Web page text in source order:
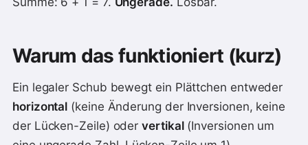
Warum das funktioniert (kurz)
Ein legaler Schub bewegt ein Plättchen entweder
horizontal (keine Änderung der Inversionen, keine
der Lücken-Zeile) odervertikal(Inversionen um